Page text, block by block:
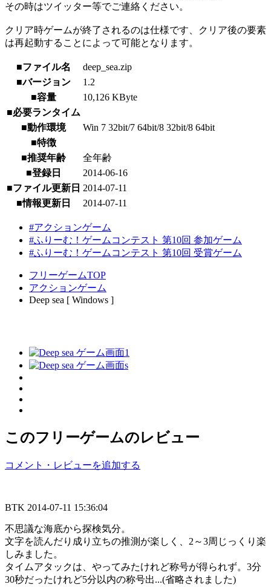
その時はツイッター等でご連絡ください。
クリア時ゲームが終了されるのは仕様です、クリア後の要素
は再起動することによって可能となります。
■ファイル名
deep_sea.zip
■バージョン
1.2
■容量
10,126 KByte
■必要ランタイム
■動作環境
Win 7 32bit/7 64bit/8 32bit/8 64bit
■特徴
■推奨年齢
全年齢
■登録日
2014-06-16
■ファイル更新日 2014-07-11
■情報更新日
2014-07-11
#アクションゲーム
#ふりーむ！ゲームコンテスト 第10回 参加ゲーム
#ふりーむ！ゲームコンテスト 第10回 受賞ゲーム
フリーゲームTOP
アクションゲーム
Deep sea [ Windows ]
このフリーゲームのレビュー
コメント・レビューを追加する
BTK 2014-07-11 15:36:04
不思議な海底から探検気分。
文字を読んだり成り立ちの推測が楽しく、2～3周じっくり楽
しみました。
タイムアタックは、やってみたけれど称号が得られず。3分
30秒だったけれど5分以内の称号出...(省略されました)